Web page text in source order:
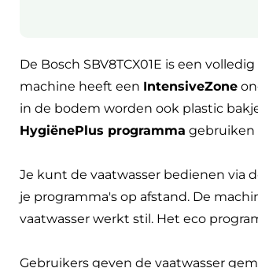
De Bosch SBV8TCX01E is een
machine heeft een IntensiveZone
in de bodem worden ook plastic
HygiënePlus programma gebruiken
Je kunt de vaatwasser bedienen via
je programma's op afstand. De
vaatwasser werkt stil. Het eco
Gebruikers geven de vaatwasser